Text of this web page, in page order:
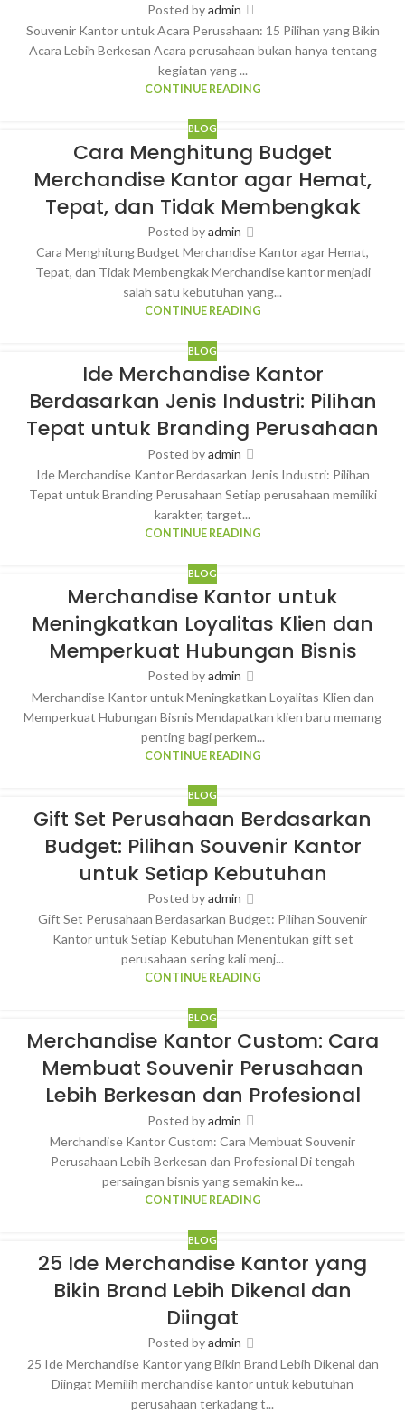
Posted byadmin
Souvenir Kantor untuk Acara Perusahaan: 15 Pilihan yang Bikin
Acara Lebih Berkesan Acara perusahaan bukan hanya tentang
kegiatan yang ...
CONTINUE READING
BLOG
Cara Menghitung Budget
Merchandise Kantor agar Hemat,
Tepat, dan Tidak Membengkak
Posted byadmin
Cara Menghitung Budget Merchandise Kantor agar Hemat,
Tepat, dan Tidak Membengkak Merchandise kantor menjadi
salah satu kebutuhan yang...
CONTINUE READING
BLOG
Ide Merchandise Kantor
Berdasarkan Jenis Industri: Pilihan
Tepat untuk Branding Perusahaan
Posted byadmin
Ide Merchandise Kantor Berdasarkan Jenis Industri: Pilihan
Tepat untuk Branding Perusahaan Setiap perusahaan memiliki
karakter, target...
CONTINUE READING
BLOG
Merchandise Kantor untuk
Meningkatkan Loyalitas Klien dan
Memperkuat Hubungan Bisnis
Posted byadmin
Merchandise Kantor untuk Meningkatkan Loyalitas Klien dan
Memperkuat Hubungan Bisnis Mendapatkan klien baru memang
penting bagi perkem...
CONTINUE READING
BLOG
Gift Set Perusahaan Berdasarkan
Budget: Pilihan Souvenir Kantor
untuk Setiap Kebutuhan
Posted byadmin
Gift Set Perusahaan Berdasarkan Budget: Pilihan Souvenir
Kantor untuk Setiap Kebutuhan Menentukan gift set
perusahaan sering kali menj...
CONTINUE READING
BLOG
Merchandise Kantor Custom: Cara
Membuat Souvenir Perusahaan
Lebih Berkesan dan Profesional
Posted byadmin
Merchandise Kantor Custom: Cara Membuat Souvenir
Perusahaan Lebih Berkesan dan Profesional Di tengah
persaingan bisnis yang semakin ke...
CONTINUE READING
BLOG
25 Ide Merchandise Kantor yang
Bikin Brand Lebih Dikenal dan
Diingat
Posted byadmin
25 Ide Merchandise Kantor yang Bikin Brand Lebih Dikenal dan
Diingat Memilih merchandise kantor untuk kebutuhan
perusahaan terkadang t...